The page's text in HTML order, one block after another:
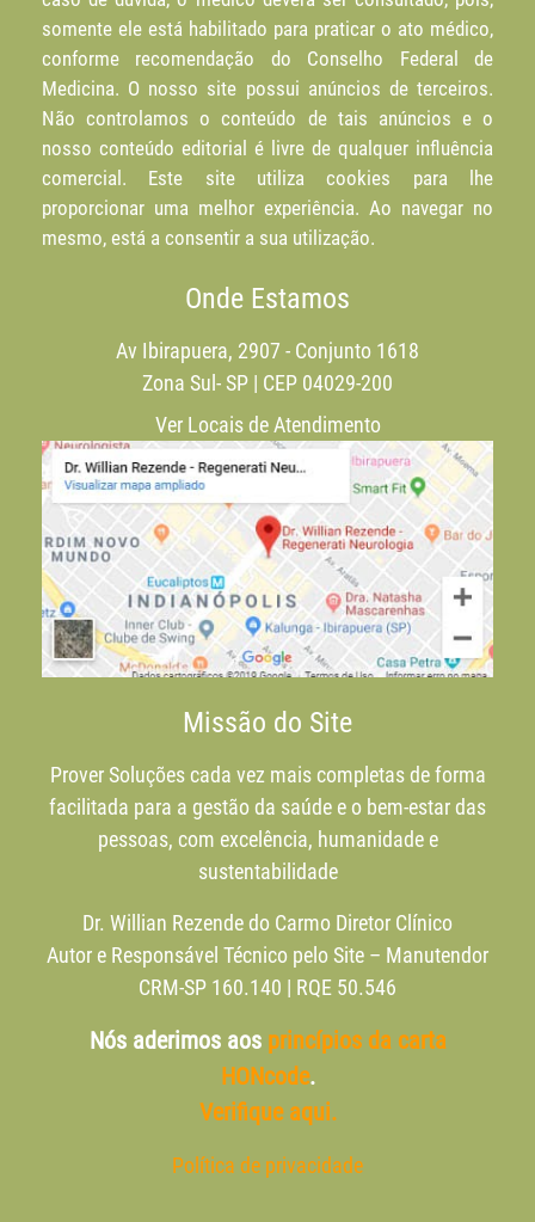
somente ele está habilitado para praticar o ato médico,
conforme recomendação do Conselho Federal de
Medicina. O nosso site possui anúncios de terceiros.
Não controlamos o conteúdo de tais anúncios e o
nosso conteúdo editorial é livre de qualquer influência
comercial. Este site utiliza cookies para lhe
proporcionar uma melhor experiência. Ao navegar no
mesmo, está a consentir a sua utilização.
Onde Estamos
Av Ibirapuera, 2907 - Conjunto 1618
Zona Sul- SP | CEP 04029-200
Ver Locais de Atendimento
Missão do Site
Prover Soluções cada vez mais completas de forma
facilitada para a gestão da saúde e o bem-estar das
pessoas, com excelência, humanidade e
sustentabilidade
Dr. Willian Rezende do Carmo Diretor Clínico
Autor e Responsável Técnico pelo Site – Manutendor
CRM-SP 160.140 | RQE 50.546
Nós aderimos aos princípios da carta
HONcode.
Verifique aqui.
Política de privacidade